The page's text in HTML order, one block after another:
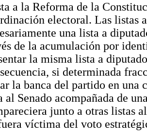
a la Reforma de la
electoral. Las listas
una lista a
de la acumulación por
la misma lista a
si determinada
la banca del partido en una
al Senado acompañada de
junto a otras listas
víctima del voto